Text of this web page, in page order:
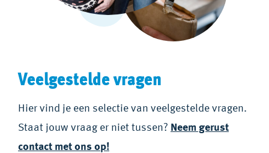
Veelgestelde vragen
Hier vind je een selectie van veelgestelde vragen.
Staat jouw vraag er niet tussen? Neem gerust
contact met ons op!